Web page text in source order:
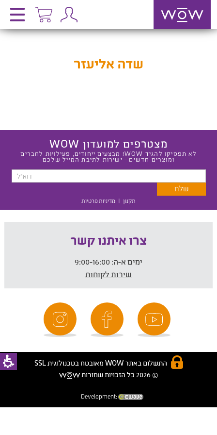
שדה אליעזר
מצטרפים למועדון WOW
לא תפסיקו להגיד WOW! מבצעים ייחודים, פעילויות לחברים
ומוצרים חדשים - ישירות לתיבת המייל שלכם
תקנון | מדיניות פרטיות
צרו איתנו קשר
ימים א-ה:
שירות לקוחות
התשלום באתר WOW מאובטח בטכנולוגית SSL
© 2026 כל הזכויות שמורות
Development: